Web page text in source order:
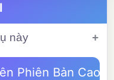
này
Phiên Bản Cao